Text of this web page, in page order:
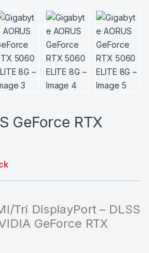
GeForce RTX
Tri DisplayPort – DLSS
GeForce RTX